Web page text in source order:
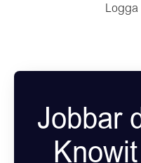
Logga
Jobbar